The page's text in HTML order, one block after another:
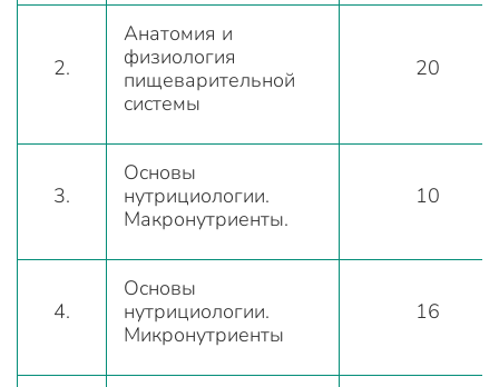
2.
Анатомия и
физиология
пищеварительной
системы
20
3.
Основы
нутрициологии.
Макронутриенты.
10
4.
Основы
нутрициологии.
Микронутриенты
16